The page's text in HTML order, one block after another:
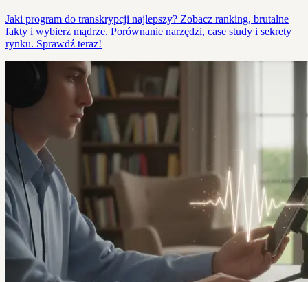
Jaki program do transkrypcji najlepszy? Zobacz ranking, brutalne
fakty i wybierz mądrze. Porównanie narzędzi, case study i sekrety
rynku. Sprawdź teraz!